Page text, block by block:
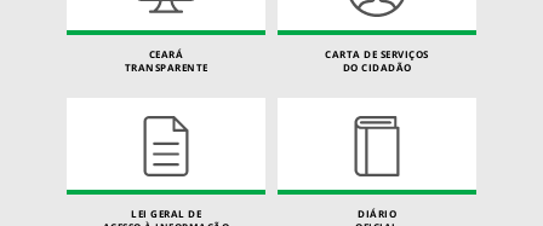
CEARÁ
TRANSPARENTE
CARTA DE SERVIÇOS
DO CIDADÃO
LEI GERAL DE
DIÁRIO